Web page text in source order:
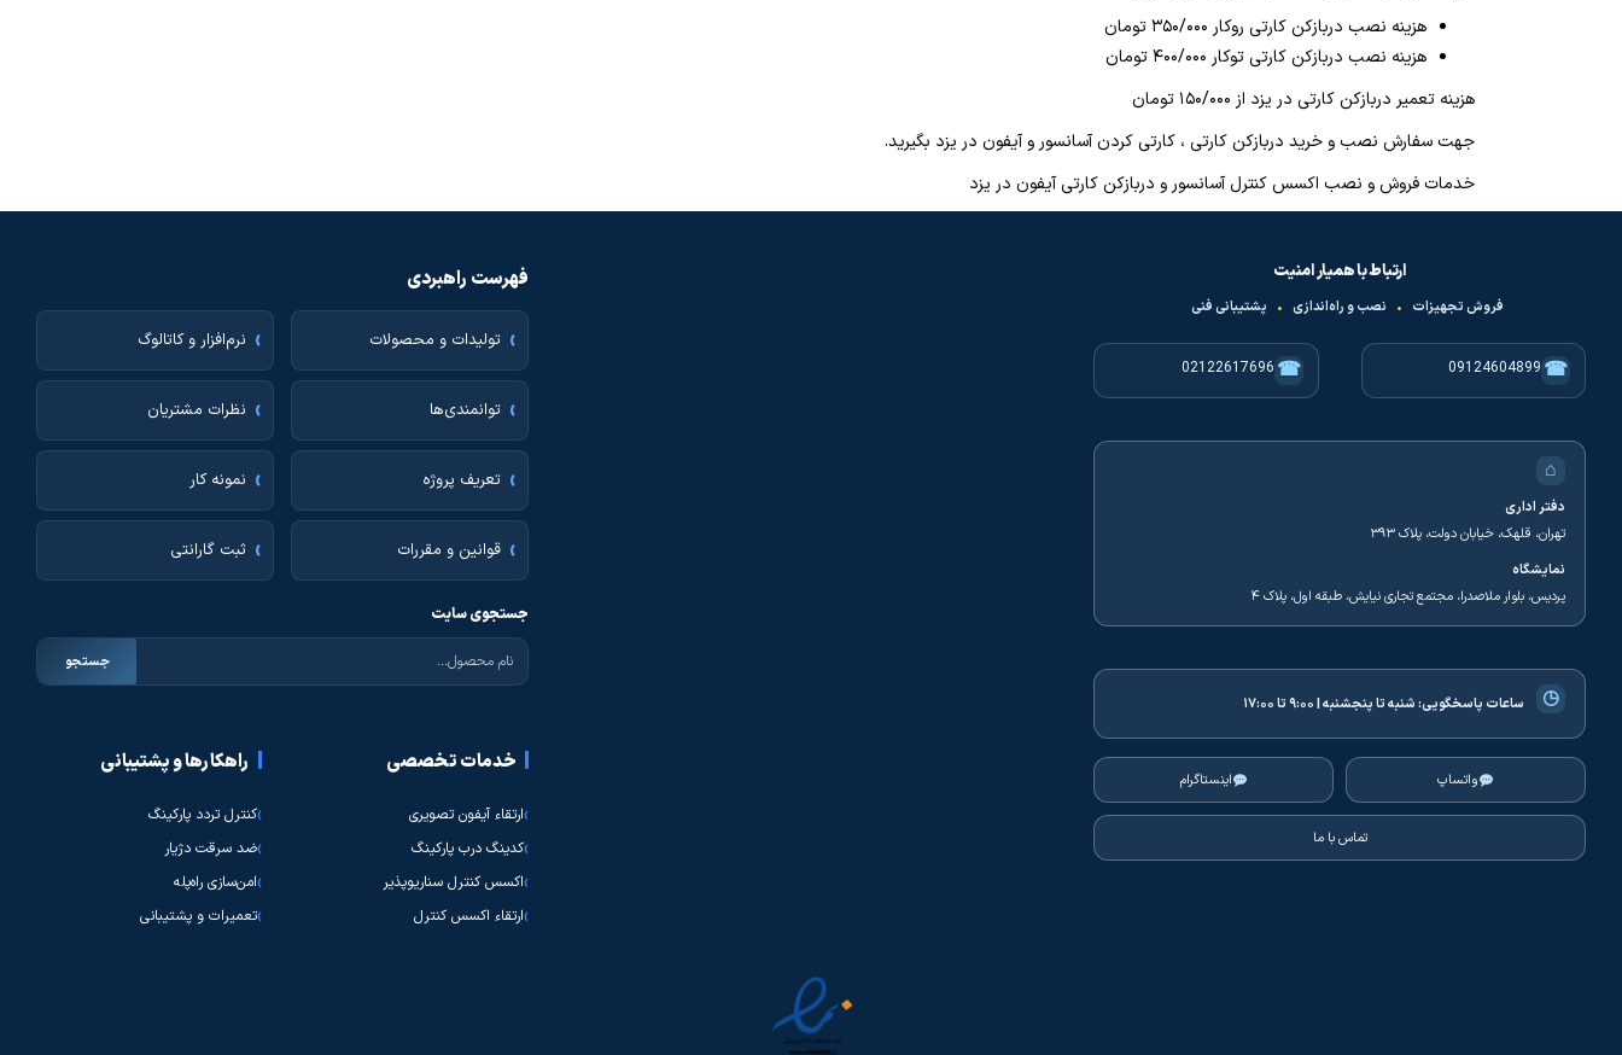
هزینه نصب دربازکن کارتی روکار ۳۵۰/۰۰۰ تومان
هزینه نصب دربازکن کارتی توکار ۴۰۰/۰۰۰ تومان
هزینه تعمیر دربازکن کارتی در یزد از ۱۵۰/۰۰۰ تومان
جهت سفارش نصب و خرید دربازکن کارتی ، کارتی کردن آسانسور و آیفون در یزد بگیرید.
خدمات فروش و نصب اکسس کنترل آسانسور و دربازکن کارتی آیفون در یزد
ارتباط با همیار امنیت
فروش تجهیزات • نصب و راه‌اندازی • پشتیبانی فنی
☎
09124604899
☎
02122617696
⌂
دفتر اداری
تهران، قلهک، خیابان دولت، پلاک ۳۹۳
نمایشگاه
پردیس، بلوار ملاصدرا، مجتمع تجاری نیایش، طبقه اول، پلاک ۴
◷ ساعات پاسخگویی:شنبه تا پنجشنبه | ۹:۰۰ تا ۱۷:۰۰
واتساپ اینستاگرام
تماس با ما
فهرست راهبردی
تولیدات و محصولات نرم‌افزار و کاتالوگ
توانمندی‌ها نظرات مشتریان
تعریف پروژه نمونه کار
قوانین و مقررات ثبت گارانتی
جستجوی سایت
جستجو
خدمات تخصصی
ارتقاء آیفون تصویری
کدینگ درب پارکینگ
اکسس کنترل سناریوپذیر
ارتقاء اکسس کنترل
راهکارها و پشتیبانی
کنترل تردد پارکینگ
ضد سرقت دژیار
امن‌سازی راه‌پله
تعمیرات و پشتیبانی